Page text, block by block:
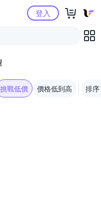
購物中心登入
挑戰低價 價格低到高 排序